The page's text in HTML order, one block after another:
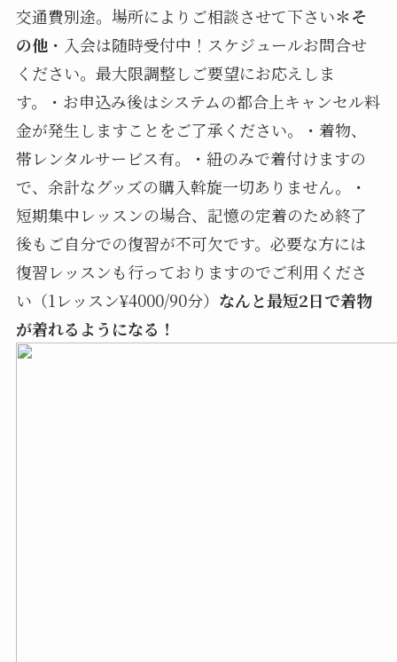
交通費別途。場所によりご相談させて下さい＊そ
の他・入会は随時受付中！スケジュールお問合せ
ください。最大限調整しご要望にお応えしま
す。・お申込み後はシステムの都合上キャンセル料
金が発生しますことをご了承ください。・着物、
帯レンタルサービス有。・紐のみで着付けますの
で、余計なグッズの購入斡旋一切ありません。・
短期集中レッスンの場合、記憶の定着のため終了
後もご自分での復習が不可欠です。必要な方には
復習レッスンも行っておりますのでご利用くださ
い（1レッスン¥4000/90分） なんと最短2日で着物
が着れるようになる！